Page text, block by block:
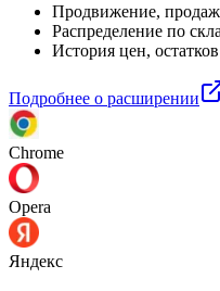
Продвижение,
Распределение по
История цен,
Подробнее о расширении
Chrome
Opera
Яндекс